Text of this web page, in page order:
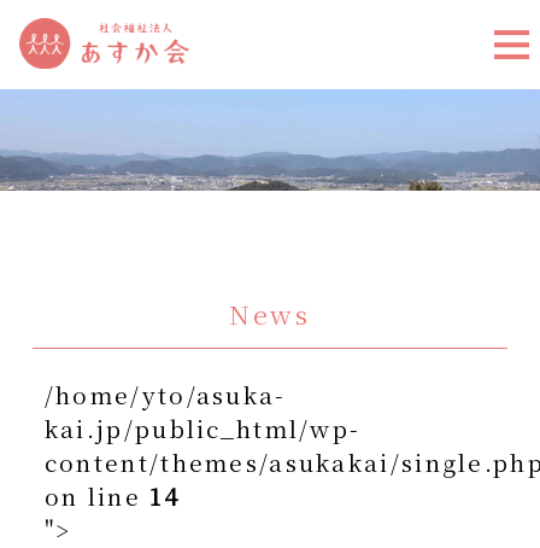
News
/home/yto/asuka-
kai.jp/public_html/wp-
content/themes/asukakai/
on line 14
">